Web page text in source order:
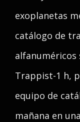
exoplanetas
catálogo de
alfanuméricos
Trappist-1 h,
equipo de
mañana en